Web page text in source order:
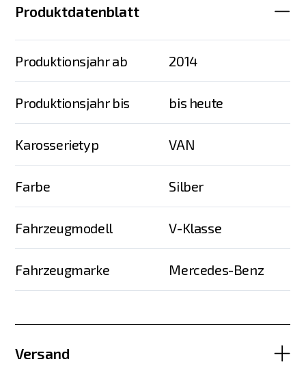
Produktdatenblatt
Produktionsjahr ab 2014
Produktionsjahr bis bis heute
Karosserietyp VAN
Farbe Silber
Fahrzeugmodell V-Klasse
Fahrzeugmarke Mercedes-Benz
Versand